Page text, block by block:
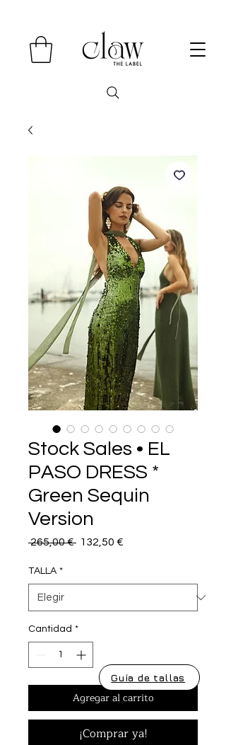
Stock Sales • EL
PASO DRESS *
Green Sequin
Version
265,00 € Precio
132,50 €
TALLA *
Cantidad *
Agregar al carrito
¡Comprar ya!
Guía de tallas